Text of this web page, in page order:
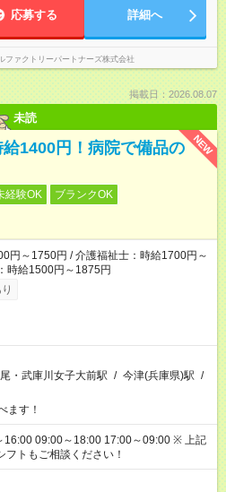
応募する 詳細へ
ファクトリーパートナーズ株式会社
掲載日：2026.08.07
未読
NEW
給1400円！病院で備品の
経験OK
ブランクOK
円～1750円 / 介護福祉士：時給1700円～
時給1500円～1875円
・武庫川女子大前駅 / 今津(兵庫県)駅 /
す！
09:00～18:00 17:00～09:00 ※ 上記
トもご相談ください！